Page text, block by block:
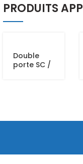
PRODUITS
Double
porte SC /